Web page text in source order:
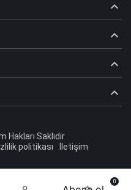
Saklıdır
politikası İletişim
0